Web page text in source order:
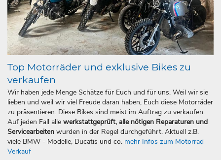
Top Motorräder und exklusive Bikes zu
verkaufen
Wir haben jede Menge Schätze für Euch und für uns. Weil wir sie
lieben und weil wir viel Freude daran haben, Euch diese Motorräder
zu präsentieren. Diese Bikes sind meist im Auftrag zu verkaufen.
Auf jeden Fall alle werkstattgeprüft, alle nötigen Reparaturen und
Servicearbeiten wurden in der Regel durchgeführt. Aktuell z.B.
viele BMW - Modelle, Ducatis und co. mehr Infos zum Motorrad
Verkauf